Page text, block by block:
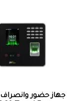
جهاز حضور وانصراف